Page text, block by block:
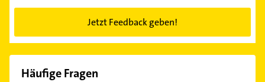
Jetzt Feedback geben!
Häufige Fragen